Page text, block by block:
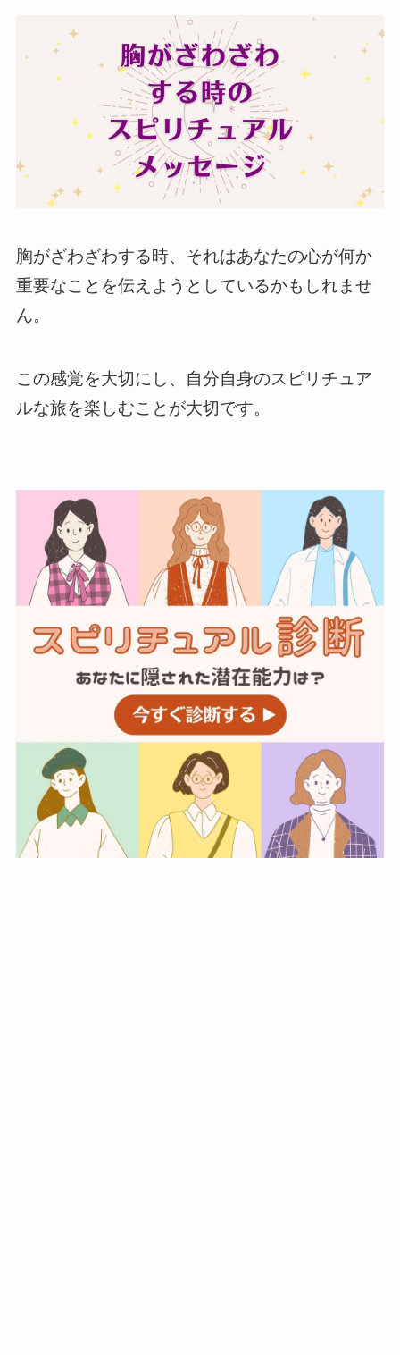
胸がざわざわする時、それはあなたの心が何か
重要なことを伝えようとしているかもしれませ
ん。
この感覚を大切にし、自分自身のスピリチュア
ルな旅を楽しむことが大切です。